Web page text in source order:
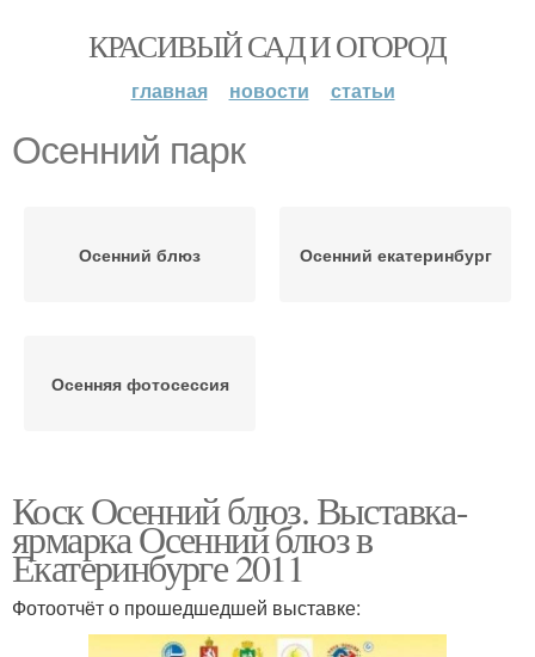
КРАСИВЫЙ САД И ОГОРОД
главная новости статьи
Осенний парк
Осенний блюз Осенний екатеринбург
Осенняя фотосессия
Коск Осенний блюз. Выставка-
ярмарка Осенний блюз в
Екатеринбурге 2011
Фотоотчёт о прошедшедшей выставке: